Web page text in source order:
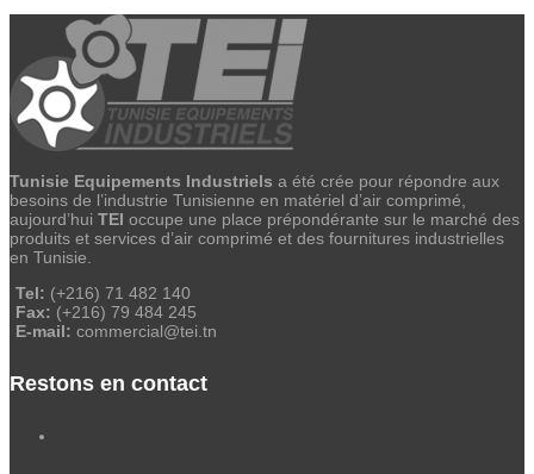
Tunisie Equipements Industriels a été crée pour répondre aux
besoins de l’industrie Tunisienne en matériel d’air comprimé,
aujourd’hui TEI occupe une place prépondérante sur le marché des
produits et services d’air comprimé et des fournitures industrielles
en Tunisie.
Tel: (+216) 71 482 140
Fax: (+216) 79 484 245
E-mail: commercial@tei.tn
Restons en contact